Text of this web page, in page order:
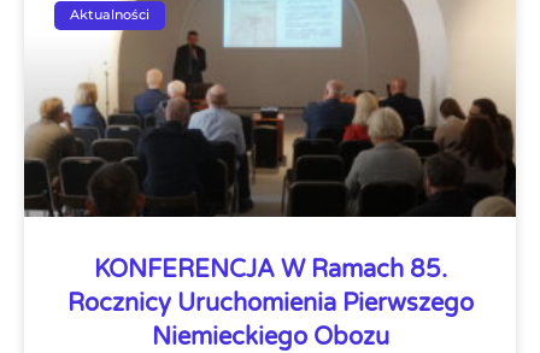
Aktualności
KONFERENCJA W Ramach 85.
Rocznicy Uruchomienia Pierwszego
Niemieckiego Obozu